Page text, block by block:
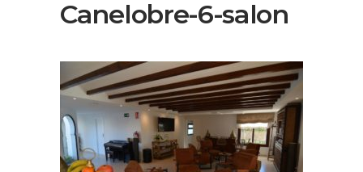
Canelobre-6-salon